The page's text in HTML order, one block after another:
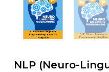
NLP (Neuro-